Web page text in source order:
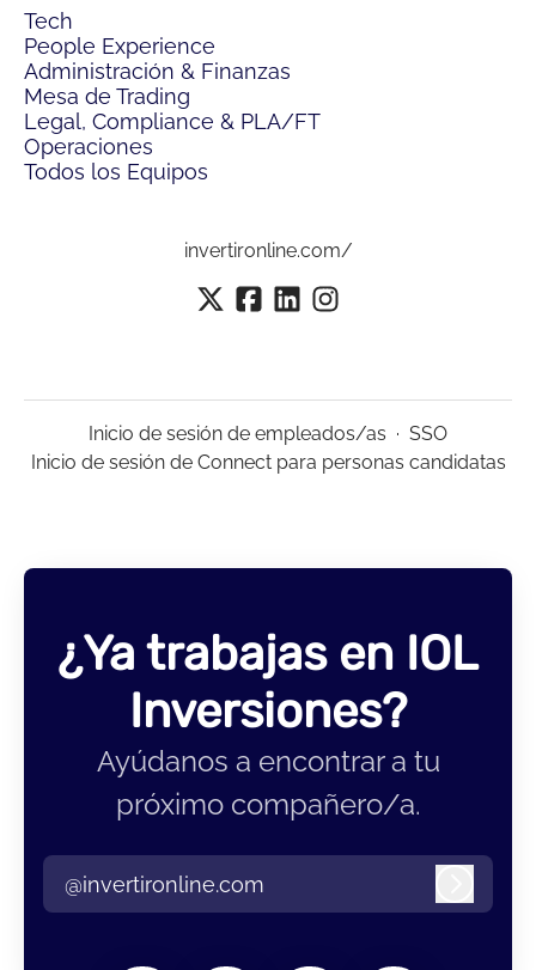
Tech
People Experience
Administración & Finanzas
Mesa de Trading
Legal, Compliance & PLA/FT
Operaciones
Todos los Equipos
invertironline.com/
Inicio de sesión de empleados/as · SSO
Inicio de sesión de Connect para personas candidatas
¿Ya trabajas en IOL
Inversiones?
Ayúdanos a encontrar a tu
próximo compañero/a.
@invertironline.com